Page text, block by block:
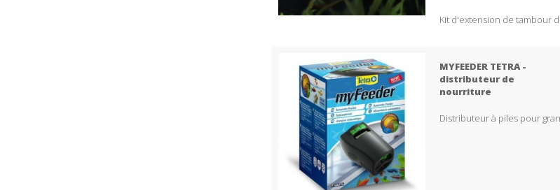
Kit d'extension de tambour
MYFEEDER TETRA -
distributeur de
nourriture
Distributeur à piles pour